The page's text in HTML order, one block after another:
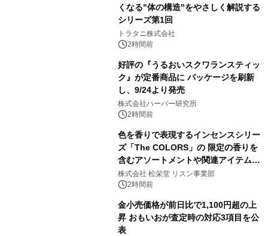
くなる"体の構造"をやさしく解説する
シリーズ第1回
トラタニ株式会社
2時間前
好評の『うるおいスクワランスティッ
ク』が定番商品に パッケージを刷新
し、9/24より発売
株式会社ハーバー研究所
2時間前
色を香りで表現するインセンスシリー
ズ「The COLORS」の 限定の香りを
含むアソートメントや関連アイテムを
8月6日発売
株式会社 松栄堂 リスン事業部
2時間前
金小売価格が前日比で1,100円超の上
昇 おもいおが査定時の対応3項目を公
表